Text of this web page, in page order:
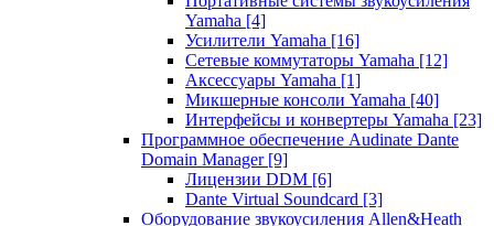
Yamaha [4]
Усилители Yamaha [16]
Сетевые коммутаторы Yamaha [12]
Аксессуары Yamaha [1]
Микшерные консоли Yamaha [40]
Интерфейсы и конвертеры Yamaha [23]
Программное обеспечение Audinate Dante
Domain Manager [9]
Лицензии DDM [6]
Dante Virtual Soundcard [3]
Оборудование звукоусиления Allen&Heath